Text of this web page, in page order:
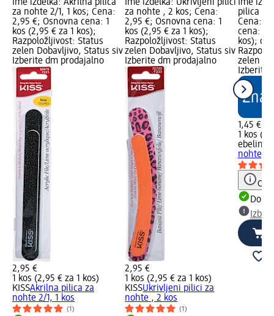
Ime izdelka: Akrilna pilica
za nohte 2/1, 1 kos; Cena:
2,95 €; Osnovna cena: 1
kos (2,95 € za 1 kos);
Razpoložljivost: Status
zelen Dobavljivo, Status siv
Izberite dm prodajalno
2,95 €
1 kos (2,95 € za 1 kos)
KISSAkrilna pilica za
nohte 2/1, 1 kos
(1)
Ime izdelka: Ukrivljeni pilici
za nohte , 2 kos; Cena:
2,95 €; Osnovna cena: 1
kos (2,95 € za 1 kos);
Razpoložljivost: Status
zelen Dobavljivo, Status siv
Izberite dm prodajalno
2,95 €
1 kos (2,95 € za 1 kos)
KISSUkrivljeni pilici za
nohte , 2 kos
(1)
Ime
pilica za
Cena:
cena: 1
kos);
zelen
Izberite
1,45 €
1 kos
ebelin
nohte, 1